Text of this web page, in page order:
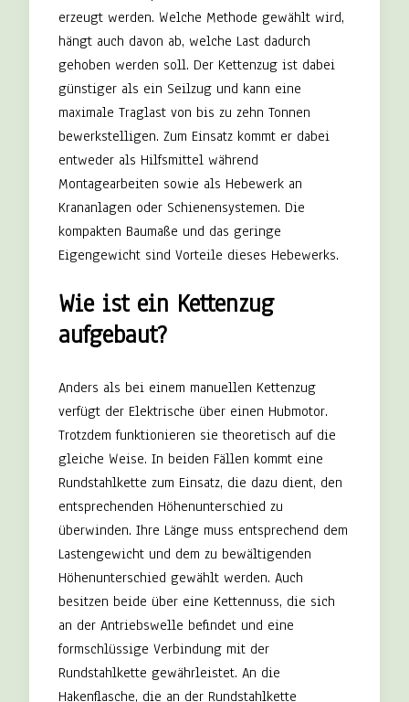
erzeugt werden. Welche Methode gewählt wird,
hängt auch davon ab, welche Last dadurch
gehoben werden soll. Der Kettenzug ist dabei
günstiger als ein Seilzug und kann eine
maximale Traglast von bis zu zehn Tonnen
bewerkstelligen. Zum Einsatz kommt er dabei
entweder als Hilfsmittel während
Montagearbeiten sowie als Hebewerk an
Krananlagen oder Schienensystemen. Die
kompakten Baumaße und das geringe
Eigengewicht sind Vorteile dieses Hebewerks.
Wie ist ein Kettenzug
aufgebaut?
Anders als bei einem manuellen Kettenzug
verfügt der Elektrische über einen Hubmotor.
Trotzdem funktionieren sie theoretisch auf die
gleiche Weise. In beiden Fällen kommt eine
Rundstahlkette zum Einsatz, die dazu dient, den
entsprechenden Höhenunterschied zu
überwinden. Ihre Länge muss entsprechend dem
Lastengewicht und dem zu bewältigenden
Höhenunterschied gewählt werden. Auch
besitzen beide über eine Kettennuss, die sich
an der Antriebswelle befindet und eine
formschlüssige Verbindung mit der
Rundstahlkette gewährleistet. An die
Hakenflasche, die an der Rundstahlkette